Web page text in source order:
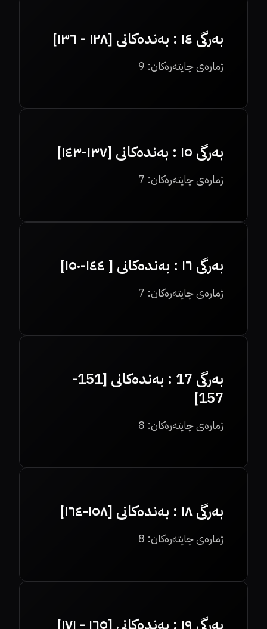
بەرگی ١٤ : بەندەکانی [١٢٨ - ١٣٦]
ژمارەی چاپتەرەکان: 9
بەرگی ١٥ : بەندەکانی [١٣٧-١٤٣]
ژمارەی چاپتەرەکان: 7
بەرگی ١٦ : بەندەکانی [ ١٤٤-١٥٠]
ژمارەی چاپتەرەکان: 7
بەرگی 17 : بەندەکانی [151-
157]
ژمارەی چاپتەرەکان: 8
بەرگی ١٨ : بەندەکانی [١٥٨-١٦٤]
ژمارەی چاپتەرەکان: 8